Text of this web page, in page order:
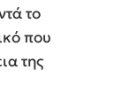
το
που
της